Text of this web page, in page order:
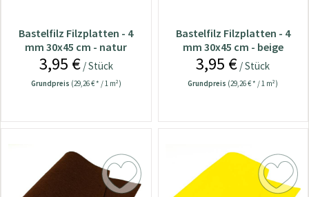
Bastelfilz Filzplatten - 4
mm 30x45 cm - natur
3,95 €/ Stück
Grundpreis (29,26 € * / 1 m²)
Bastelfilz Filzplatten - 4
mm 30x45 cm - beige
3,95 € / Stück
Grundpreis (29,26 € * / 1 m²)